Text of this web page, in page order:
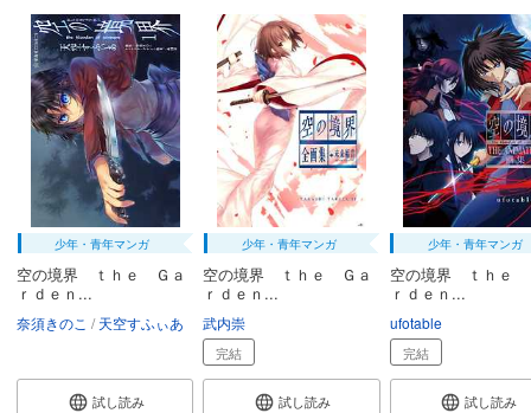
少年・青年マンガ
空の境界 ｔｈｅ Ｇａ
ｒｄｅｎ...
奈須きのこ 天空すふぃあ
試し読み
少年・青年マンガ
空の境界 ｔｈｅ Ｇａ
ｒｄｅｎ...
武内崇
完結
試し読み
少年・青年マンガ
空の境界 ｔｈｅ
ｒｄｅｎ...
ufotable
完結
試し読み